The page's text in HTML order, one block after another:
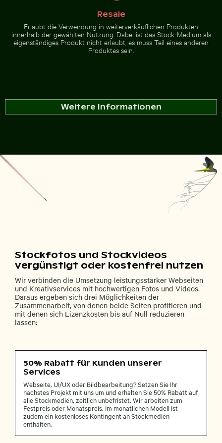
Resale
Erlaubt die Verwendung in weiterverkäuflichen Produkten
innerhalb der gewählten Nutzung. Dabei ist das Stock-Medium als
eigenständiges Produkt nicht erlaubt, es muss Teil eines anderen
Produktes sein.
Weitere Informationen
Stockfotos und Stockvideos
vergünstigt oder kostenfrei nutzen
Wir verbinden die Umsetzung leistungsstarker Webseiten
und Kreativservices mit hochwertigen Fotos und Videos.
Daraus ergeben sich drei Möglichkeiten der
Zusammenarbeit, von denen beide Seiten profitieren und
mit denen sich Lizenzkosten bis auf Null reduzieren
lassen:
50% Rabatt für Kunden unserer
Services
Webseite, UI/UX oder Bildbearbeitung? Setzen Sie Ihr
nächstes Projekt mit uns um und erhalten Sie 50% Rabatt auf
alle Stockmedien, zeitlich unbefristet. Wir arbeiten zum
Festpreis oder Monatspreis. Im monatlichen Modell ist
zudem ein kostenloses Kontingent an Stockmedien
enthalten.